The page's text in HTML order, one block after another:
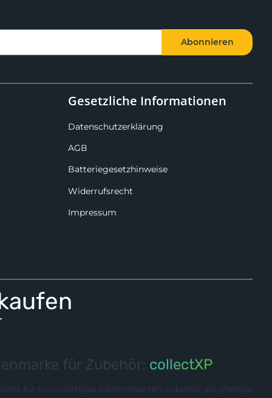
Abonnieren
Gesetzliche Informationen
Datenschutzerklärung
AGB
Batteriegesetzhinweise
Widerrufsrecht
Impressum
für Zubehör: collectXP
für hochwertiges Sammelkarten-Zubehör, sorgfältige